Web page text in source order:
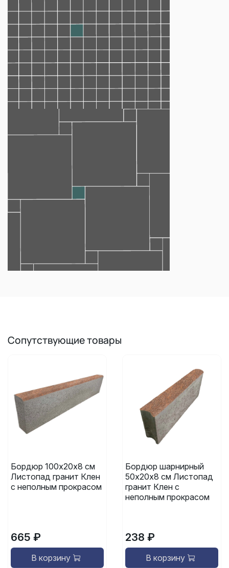
Сопутствующие товары
Бордюр 100х20х8 см
Листопад гранит Клен
с неполным прокрасом
665 ₽
В корзину
Бордюр шарнирный
50х20х8 см Листопад
гранит Клен с
неполным прокрасом
238 ₽
В корзину